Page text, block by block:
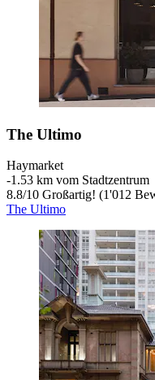
The Ultimo
Haymarket
‐1.53 km vom Stadtzentrum
8.8/10 Großartig! (1'012
The Ultimo